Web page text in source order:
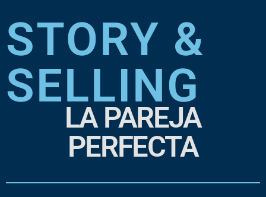
STORY &
SELLING
LA PAREJA
PERFECTA